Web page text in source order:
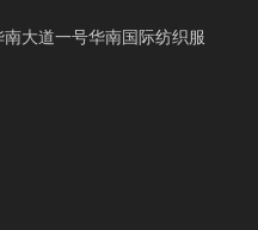
大道一号华南国际纺织服